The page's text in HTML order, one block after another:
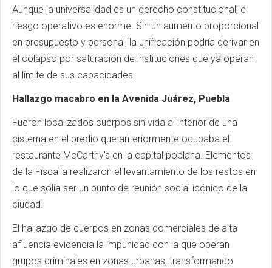
Aunque la universalidad es un derecho constitucional, el
riesgo operativo es enorme. Sin un aumento proporcional
en presupuesto y personal, la unificación podría derivar en
el colapso por saturación de instituciones que ya operan
al límite de sus capacidades.
Hallazgo macabro en la Avenida Juárez, Puebla
Fueron localizados cuerpos sin vida al interior de una
cisterna en el predio que anteriormente ocupaba el
restaurante McCarthy’s en la capital poblana. Elementos
de la Fiscalía realizaron el levantamiento de los restos en
lo que solía ser un punto de reunión social icónico de la
ciudad.
El hallazgo de cuerpos en zonas comerciales de alta
afluencia evidencia la impunidad con la que operan
grupos criminales en zonas urbanas, transformando